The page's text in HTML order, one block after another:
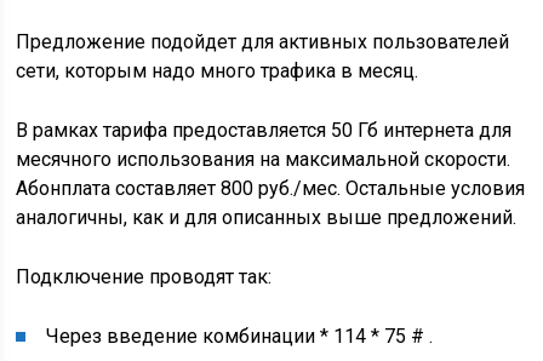
Предложение подойдет для активных пользователей
сети, которым надо много трафика в месяц.
В рамках тарифа предоставляется 50 Гб интернета для
месячного использования на максимальной скорости.
Абонплата составляет 800 руб./мес. Остальные условия
аналогичны, как и для описанных выше предложений.
Подключение проводят так:
Через введение комбинации * 114 * 75 # .